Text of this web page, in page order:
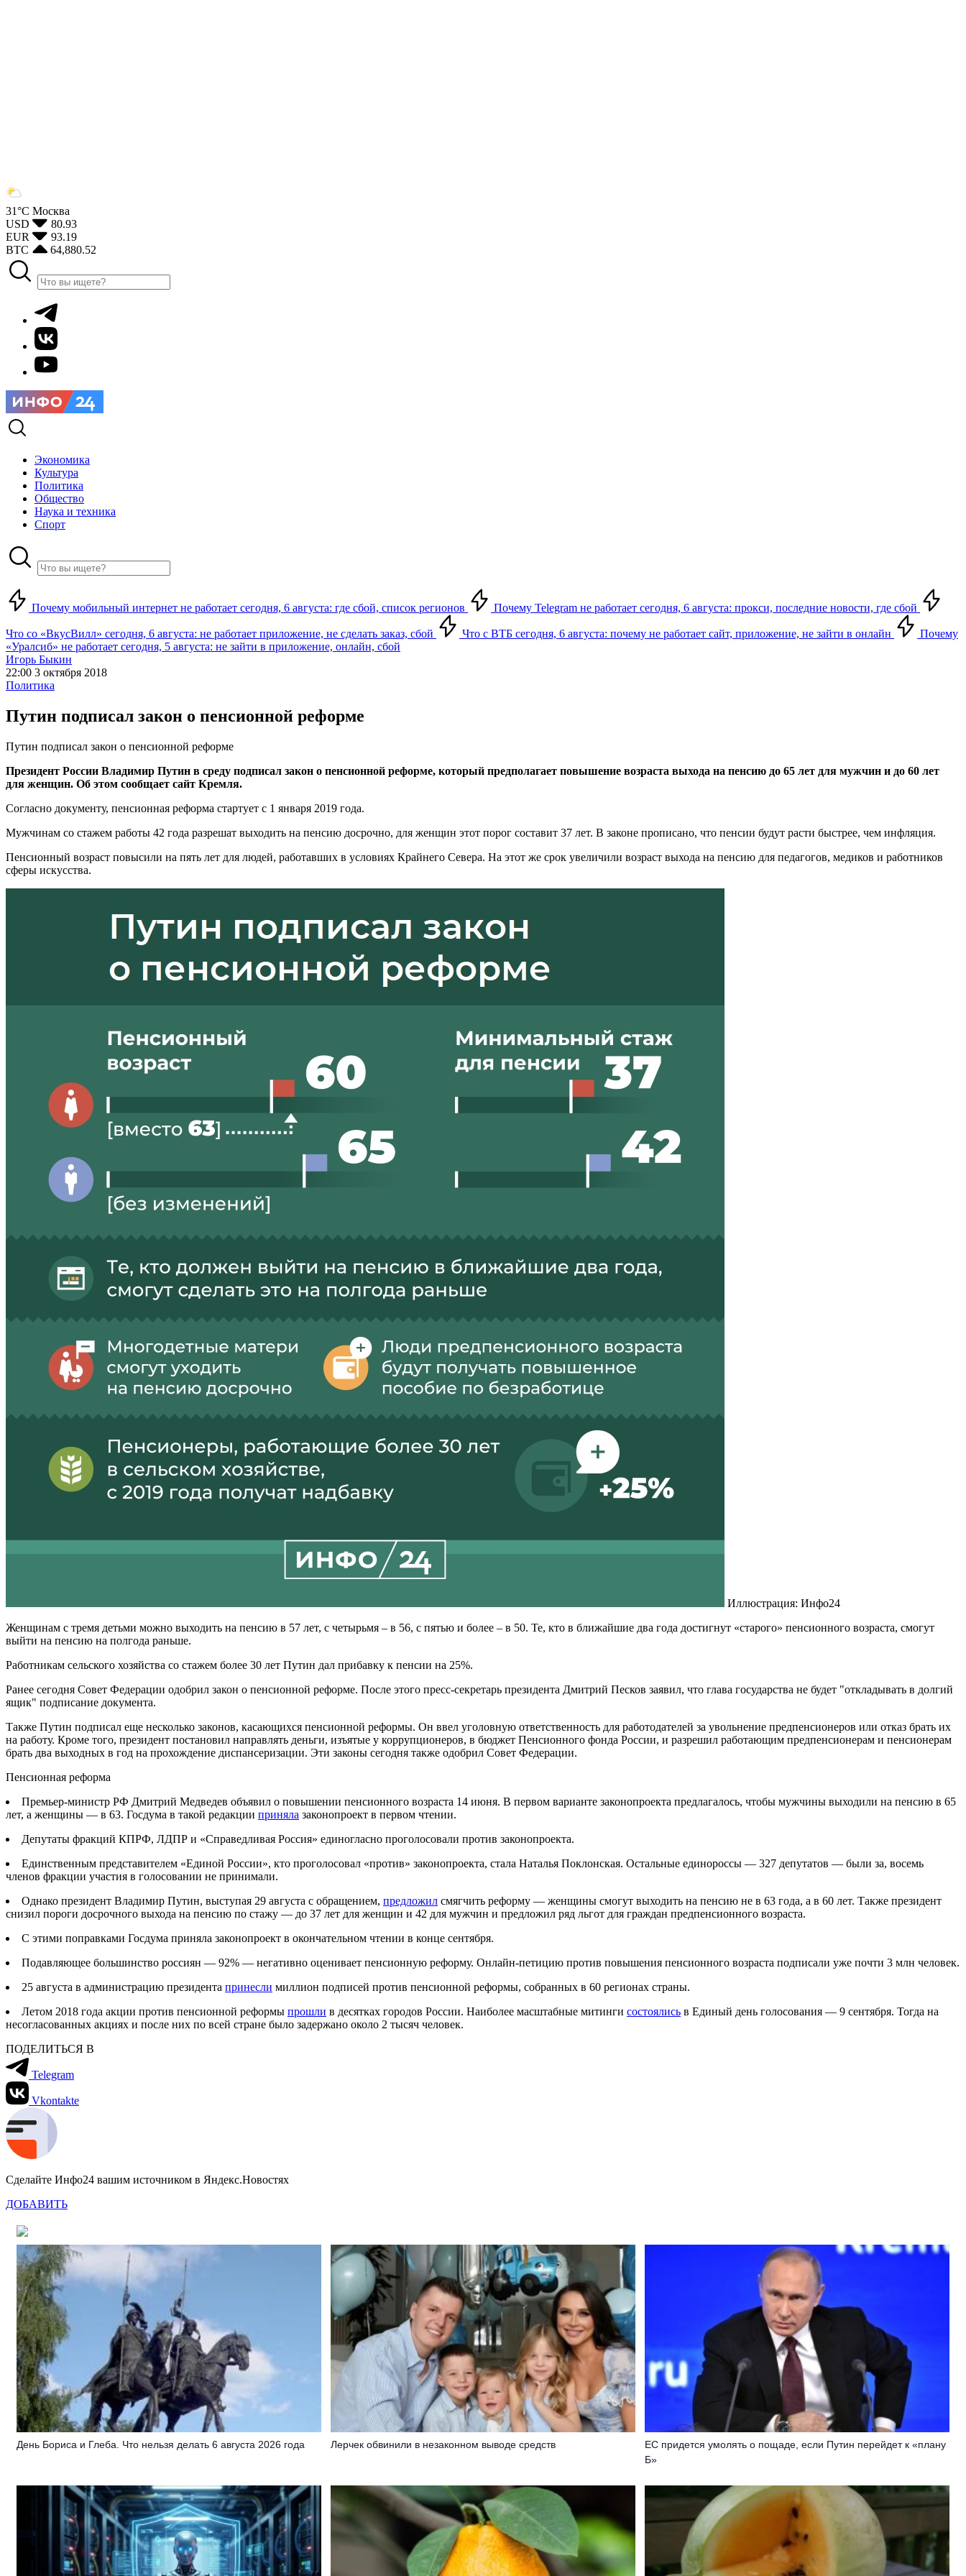
31°С Москва
USD
80.93
EUR
93.19
BTC
64,880.52
Экономика
Культура
Политика
Общество
Наука и техника
Спорт
Почему мобильный интернет не работает сегодня, 6 августа: где сбой, список регионов Почему Telegram не работает сегодня, 6 августа: прокси, последние новости, где сбой
Что со «ВкусВилл» сегодня, 6 августа: не работает приложение, не сделать заказ, сбой Что с ВТБ сегодня, 6 августа: почему не работает сайт, приложение, не зайти в онлайн
Почему
«Уралсиб» не работает сегодня, 5 августа: не зайти в приложение, онлайн, сбой
Игорь Быкин
22:00 3 октября 2018
Политика
Путин подписал закон о пенсионной реформе
Путин подписал закон о пенсионной реформе
Президент России Владимир Путин в среду подписал закон о пенсионной реформе, который предполагает повышение возраста выхода на пенсию до 65 лет для мужчин и до 60 лет
для женщин. Об этом сообщает сайт Кремля.
Согласно документу, пенсионная реформа стартует с 1 января 2019 года.
Мужчинам со стажем работы 42 года разрешат выходить на пенсию досрочно, для женщин этот порог составит 37 лет. В законе прописано, что пенсии будут расти быстрее, чем инфляция.
Пенсионный возраст повысили на пять лет для людей, работавших в условиях Крайнего Севера. На этот же срок увеличили возраст выхода на пенсию для педагогов, медиков и работников
сферы искусства.
Иллюстрация: Инфо24
Женщинам с тремя детьми можно выходить на пенсию в 57 лет, с четырьмя – в 56, с пятью и более – в 50. Те, кто в ближайшие два года достигнут «старого» пенсионного возраста, смогут
выйти на пенсию на полгода раньше.
Работникам сельского хозяйства со стажем более 30 лет Путин дал прибавку к пенсии на 25%.
Ранее сегодня Совет Федерации одобрил закон о пенсионной реформе. После этого пресс-секретарь президента Дмитрий Песков заявил, что глава государства не будет "откладывать в долгий
ящик" подписание документа.
Также Путин подписал еще несколько законов, касающихся пенсионной реформы. Он ввел уголовную ответственность для работодателей за увольнение предпенсионеров или отказ брать их
на работу. Кроме того, президент постановил направлять деньги, изъятые у коррупционеров, в бюджет Пенсионного фонда России, и разрешил работающим предпенсионерам и пенсионерам
брать два выходных в год на прохождение диспансеризации. Эти законы сегодня также одобрил Совет Федерации.
Пенсионная реформа
Премьер-министр РФ Дмитрий Медведев объявил о повышении пенсионного возраста 14 июня. В первом варианте законопроекта предлагалось, чтобы мужчины выходили на пенсию в 65
лет, а женщины — в 63. Госдума в такой редакции приняла законопроект в первом чтении.
Депутаты фракций КПРФ, ЛДПР и «Справедливая Россия» единогласно проголосовали против законопроекта.
Единственным представителем «Единой России», кто проголосовал «против» законопроекта, стала Наталья Поклонская. Остальные единороссы — 327 депутатов — были за, восемь
членов фракции участия в голосовании не принимали.
Однако президент Владимир Путин, выступая 29 августа с обращением, предложил смягчить реформу — женщины смогут выходить на пенсию не в 63 года, а в 60 лет. Также президент
снизил пороги досрочного выхода на пенсию по стажу — до 37 лет для женщин и 42 для мужчин и предложил ряд льгот для граждан предпенсионного возраста.
С этими поправками Госдума приняла законопроект в окончательном чтении в конце сентября.
Подавляющее большинство россиян — 92% — негативно оценивает пенсионную реформу. Онлайн-петицию против повышения пенсионного возраста подписали уже почти 3 млн человек.
25 августа в администрацию президента принесли миллион подписей против пенсионной реформы, собранных в 60 регионах страны.
Летом 2018 года акции против пенсионной реформы прошли в десятках городов России. Наиболее масштабные митинги состоялись в Единый день голосования — 9 сентября. Тогда на
несогласованных акциях и после них по всей стране было задержано около 2 тысяч человек.
ПОДЕЛИТЬСЯ В
Telegram
Vkontakte
Сделайте Инфо24 вашим источником в Яндекс.Новостях
ДОБАВИТЬ
День Бориса и Глеба. Что нельзя делать 6 августа 2026 года Лерчек обвинили в незаконном выводе средств
EC придется умолять о пощаде, если Путин перейдет к «плану
Б»